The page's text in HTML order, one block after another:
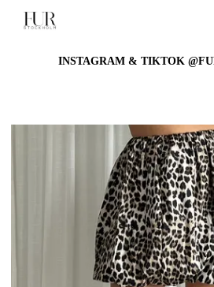
INSTAGRAM & TIKTOK